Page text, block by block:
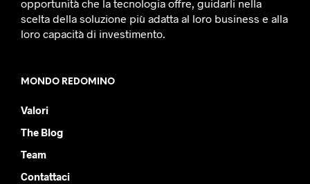
opportunità che la tecnologia offre, guidarli nella
scelta della soluzione più adatta al loro business e alla
loro capacità di investimento.
MONDO REDOMINO
Valori
The Blog
Team
Contattaci